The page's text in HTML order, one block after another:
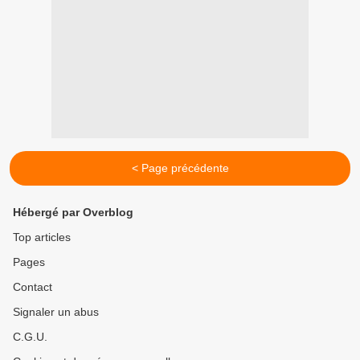
< Page précédente
Hébergé par Overblog
Top articles
Pages
Contact
Signaler un abus
C.G.U.